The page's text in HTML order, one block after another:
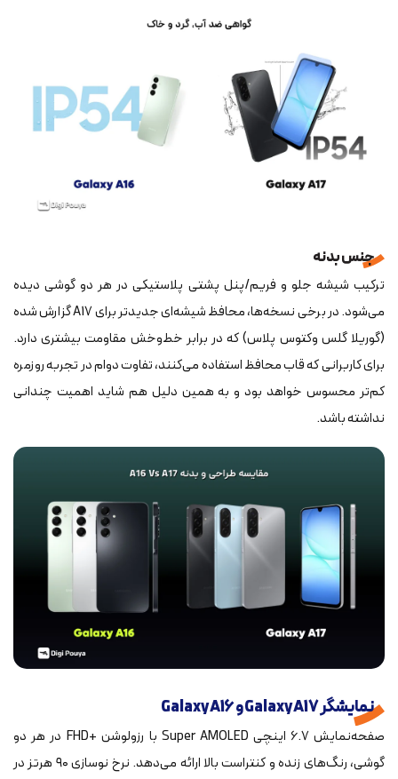
جنس بدنه
ترکیب شیشه جلو و فریم/پنل پشتی پلاستیکی در هر دو گوشی دیده
می‌شود. در برخی نسخه‌ها، محافظ شیشه‌ای جدیدتر برای A17 گزارش شده
(گوریلا گلس وکتوس پلاس) که در برابر خط‌وخش مقاومت بیشتری دارد.
برای کاربرانی که قاب محافظ استفاده می‌کنند، تفاوت دوام در تجربه روزمره
کم‌تر محسوس خواهد بود و به همین دلیل هم شاید اهمیت چندانی
نداشته باشد.
نمایشگر Galaxy A17 و Galaxy A16
صفحه‌نمایش ۶.۷ اینچی Super AMOLED با رزولوشن +FHD در هر دو
گوشی، رنگ‌های زنده و کنتراست بالا ارائه می‌دهد. نرخ نوسازی ۹۰ هرتز در